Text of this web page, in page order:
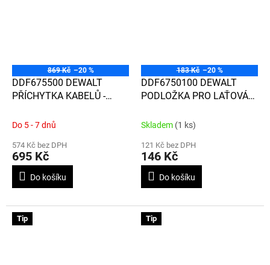
869 Kč –20 %
DDF675500 DEWALT
PŘÍCHYTKA KABELŮ -
Do 5 - 7 dnů
574 Kč bez DPH
695 Kč
Do košíku
183 Kč –20 %
DDF6750100 DEWALT
PODLOŽKA PRO LAŤOVÁNÍ
Skladem (1 ks)
121 Kč bez DPH
146 Kč
Do košíku
Tip Tip